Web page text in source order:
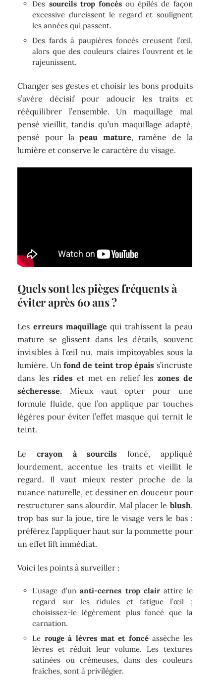
Des sourcils trop foncésou épilés de façon
excessive durcissent le regard et soulignent
les années qui passent.
Des fards à paupières foncés creusent l’œil,
alors que des couleurs claires l’ouvrent et le
rajeunissent.
Changer ses gestes et choisir les bons produits
s’avère décisif pour adoucir les traits et
rééquilibrer l’ensemble. Un maquillage mal
pensé vieillit, tandis qu’un maquillage adapté,
pensé pour lapeau mature, ramène de la
lumière et conserve le caractère du visage.
Quels sont les pièges fréquents à
éviter après 60 ans ?
Les erreurs maquillage qui trahissent la peau
mature se glissent dans les détails, souvent
invisibles à l’œil nu, mais impitoyables sous la
lumière. Unfond de teint trop épais s’incruste
dans les rideset met en relief les zones de
sécheresse. Mieux vaut opter pour une
formule fluide, que l’on applique par touches
légères pour éviter l’effet masque qui ternit le
teint.
Lecrayon à sourcils foncé, appliqué
lourdement, accentue les traits et vieillit le
regard. Il vaut mieux rester proche de la
nuance naturelle, et dessiner en douceur pour
restructurer sans alourdir. Mal placer le blush,
trop bas sur la joue, tire le visage vers le bas :
préférez l’appliquer haut sur la pommette pour
un effet lift immédiat.
Voici les points à surveiller :
L’usage d’unanti-cernes trop clairattire le
regard sur les ridules et fatigue l’œil ;
choisissez-le légèrement plus foncé que la
carnation.
Le rouge à lèvres mat et foncéassèche les
lèvres et réduit leur volume. Les textures
satinées ou crémeuses, dans des couleurs
fraîches, sont à privilégier.